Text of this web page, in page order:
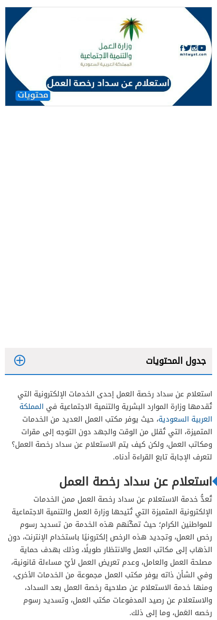
جدول المحتويات
استعلام عن سداد رخصة العمل إحدى الخدمات الإلكترونية التي
تُقدمها وزارة الموارد البشرية والتنمية الاجتماعية في المملكة
العربية السعودية، حيث يوفر مكتب العمل العديد من الخدمات
المتميزة، التي تُقلل من الوقت والجهد دون التوجه إلى مقرات
ومكاتب العمل، ولكن كيف يتم الاستعلام عن سداد رخصة العمل؟
لتعرف الإجابة تابع القراءة أدناه.
استعلام عن سداد رخصة العمل
تُعدُّ خدمة الاستعلام عن سداد رخصة العمل ممن الخدمات
الإلكترونية المتميزة التي تُتيحها وزارة العمل والتنمية الاجتماعية
للمواطنين الكرام؛ حيث تمكّنهم هذه الخدمة من تسديد رسوم
رخص العمل، وتجديد هذه الرخص إلكترونيًا باستخدام الإنترنت، دون
الذهاب إلى مكاتب العمل والانتظار طويلًا، وذلك بهدف حماية
مصلحة العمل والعامل، وعدم تعريض العمل لأيّ مساءلة قانونية،
وفي الشأن ذاته يوفر مكتب العمل مجموعة من الخدمات الأخرى،
ومنها خدمة الاستعلام عن صلاحية رخصة العمل بعد السداد،
والاستعلام عن رصيد المدفوعات مكتب العمل، وتسديد رسوم
رخصه العَمل، وما إلى ذلك.